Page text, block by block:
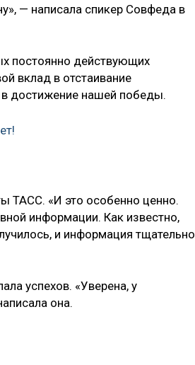
— написала спикер Совфеда в
постоянно действующих
вклад в отстаивание
в достижение нашей победы.
ТАСС. «И это особенно ценно.
информации. Как известно,
и информация тщательно
успехов. «Уверена, у
она.